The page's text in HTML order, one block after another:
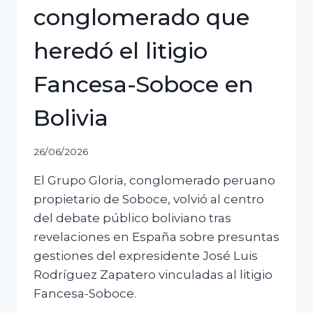
conglomerado que
heredó el litigio
Fancesa-Soboce en
Bolivia
26/06/2026
El Grupo Gloria, conglomerado peruano
propietario de Soboce, volvió al centro
del debate público boliviano tras
revelaciones en España sobre presuntas
gestiones del expresidente José Luis
Rodríguez Zapatero vinculadas al litigio
Fancesa-Soboce.